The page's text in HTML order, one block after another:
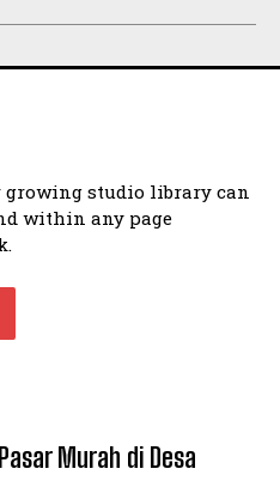
growing studio library can
within any page
Murah di Desa